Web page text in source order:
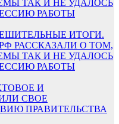
ИТОГИ.
РАССКАЗАЛИ О ТОМ,
ТАК И НЕ УДАЛОСЬ
РАБОТЫ